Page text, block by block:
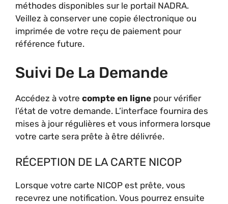
méthodes disponibles sur le portail NADRA.
Veillez à conserver une copie électronique ou
imprimée de votre reçu de paiement pour
référence future.
Suivi De La Demande
Accédez à votre compte en ligne pour vérifier
l’état de votre demande. L’interface fournira des
mises à jour régulières et vous informera lorsque
votre carte sera prête à être délivrée.
RÉCEPTION DE LA CARTE NICOP
Lorsque votre carte NICOP est prête, vous
recevrez une notification. Vous pourrez ensuite